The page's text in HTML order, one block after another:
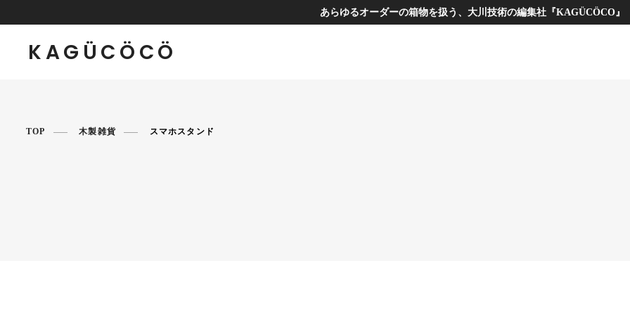
あらゆるオーダーの箱物を扱う、大川技術の編集社『KAGÜCÖCO』
KAGÜCÖCÖ
TOP 木製雑貨 スマホスタンド